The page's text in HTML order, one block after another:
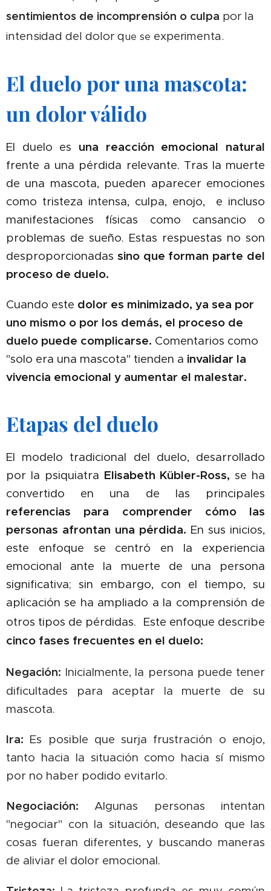
sentimientos de incomprensión o culpa por la
intensidad del dolor que se experimenta.
El duelo por una mascota:
un dolor válido
El duelo es una reacción emocional natural
frente a una pérdida relevante. Tras la muerte
de una mascota, pueden aparecer emociones
como tristeza intensa, culpa, enojo, e incluso
manifestaciones físicas como cansancio o
problemas de sueño. Estas respuestas no son
desproporcionadas sino que forman parte del
proceso de duelo.
Cuando este dolor es minimizado, ya sea por
uno mismo o por los demás, el proceso de
duelo puede complicarse. Comentarios como
"solo era una mascota" tienden a invalidar la
vivencia emocional y aumentar el malestar.
Etapas del duelo
El modelo tradicional del duelo, desarrollado
por la psiquiatra Elisabeth Kübler-Ross, se ha
convertido en una de las principales
referencias para comprender cómo las
personas afrontan una pérdida. En sus inicios,
este enfoque se centró en la experiencia
emocional ante la muerte de una persona
significativa; sin embargo, con el tiempo, su
aplicación se ha ampliado a la comprensión de
otros tipos de pérdidas.
Este enfoque describe
cinco fases frecuentes en el duelo:
Negación: Inicialmente, la persona puede tener
dificultades para aceptar la muerte de su
mascota.
Ira: Es posible que surja frustración o enojo,
tanto hacia la situación como hacia sí mismo
por no haber podido evitarlo.
Negociación: Algunas personas intentan
"negociar" con la situación, deseando que las
cosas fueran diferentes, y buscando maneras
de aliviar el dolor emocional.